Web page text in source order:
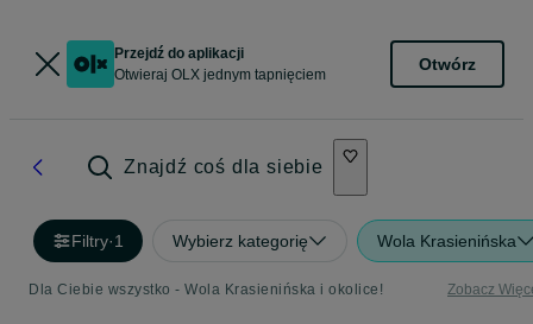
Przejdź do aplikacji
Otwieraj OLX jednym tapnięciem
Otwórz
Znajdź coś dla siebie
Filtry·1 Wybierz kategorię Wola Krasienińska
Dla Ciebie wszystko - Wola Krasienińska i okolice! Zobacz